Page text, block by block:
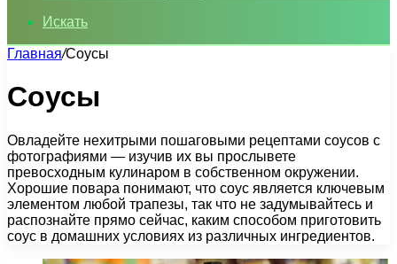
Искать
Главная/Соусы
Соусы
Овладейте нехитрыми пошаговыми рецептами соусов с
фотографиями — изучив их вы прослывете
превосходным кулинаром в собственном окружении.
Хорошие повара понимают, что соус является ключевым
элементом любой трапезы, так что не задумывайтесь и
распознайте прямо сейчас, каким способом приготовить
соус в домашних условиях из различных ингредиентов.